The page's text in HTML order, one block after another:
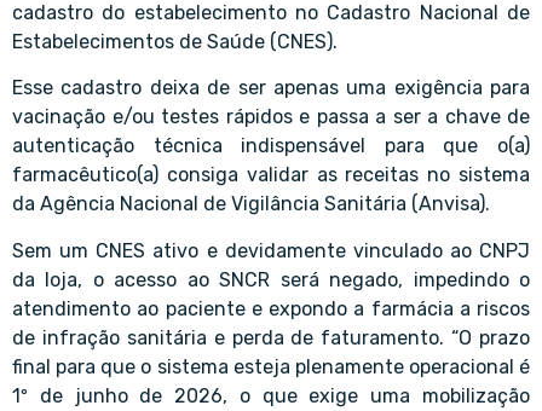
cadastro do estabelecimento no Cadastro Nacional de
Estabelecimentos de Saúde (CNES).
Esse cadastro deixa de ser apenas uma exigência para
vacinação e/ou testes rápidos e passa a ser a chave de
autenticação técnica indispensável para que o(a)
farmacêutico(a) consiga validar as receitas no sistema
da Agência Nacional de Vigilância Sanitária (Anvisa).
Sem um CNES ativo e devidamente vinculado ao CNPJ
da loja, o acesso ao SNCR será negado, impedindo o
atendimento ao paciente e expondo a farmácia a riscos
de infração sanitária e perda de faturamento. “O prazo
final para que o sistema esteja plenamente operacional é
1º de junho de 2026, o que exige uma mobilização